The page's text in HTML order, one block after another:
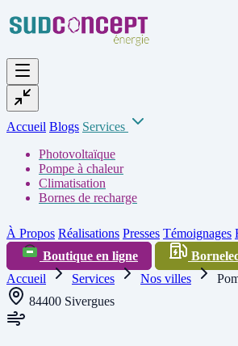
Accueil Blogs Services
Photovoltaïque
Pompe à chaleur
Climatisation
Bornes de recharge
À Propos Réalisations Presses Témoignages
Boutique en ligne
Accueil
Services Nos villes
84400 Sivergues